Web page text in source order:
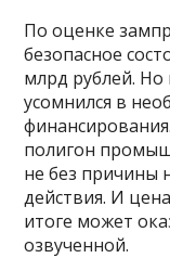
По оценке
безопасное
млрд рублей. Но
усомнился в
полигон
не без причины
действия. И
итоге может
озвученной.